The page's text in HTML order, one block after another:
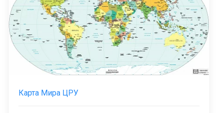
Карта Мира ЦРУ